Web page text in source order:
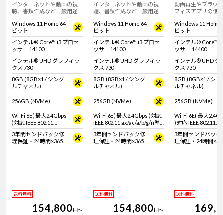
インターネットや動画の視
聴、書類作成など一般用途
クトップパソコン！【キー
ボード・マウス標準付属】
Windows 11 Home 64
ビット
インテル® Core™ i3 プロセ
ッサー 14100
インテル® UHD グラフィッ
クス 730
8GB (8GB×1 / シング
ルチャネル)
256GB (NVMe)
Wi-Fi 6E( 最大2.4Gbps
)対応 IEEE 802.11
ax/ac/a/b/g/n準拠 ＋
Bluetooth 5内蔵
3年間センドバック修
理保証・24時間×365
日電話サポート
送料無料
154,800円～
インターネットや動画の視
聴、書類作成など一般用途
クトップパソコン！【ホワ
イトキーボード・マウス標
準付属】
Windows 11 Home 64
ビット
インテル® Core™ i3 プロセ
ッサー 14100
インテル® UHD グラフィッ
クス 730
8GB (8GB×1 / シング
ルチャネル)
256GB (NVMe)
Wi-Fi 6E( 最大2.4Gbps )対応
IEEE 802.11 ax/ac/a/b/g/n準
拠 ＋ Bluetooth 5内蔵
3年間センドバック修
理保証・24時間×365
日電話サポート
送料無料
154,800円～
動画再生やブラウ
フィスアプリの使
プパソコン！【キ
ド・マウス標準付
Windows 11 Home
ビット
インテル® Core™
ッサー 14400
インテル® UHD グ
クス 730
8GB (8GB×1 / シン
ルチャネル)
256GB (NVMe)
Wi-Fi 6E( 最大
)対応 IEEE 802.11
ax/ac/a/b/g/n準拠
Bluetooth 5内蔵
3年間センドバック
理保証・24時間
日電話サポート
送料無料